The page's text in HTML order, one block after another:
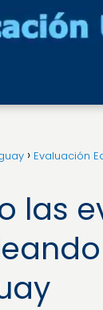
Evaluación
las